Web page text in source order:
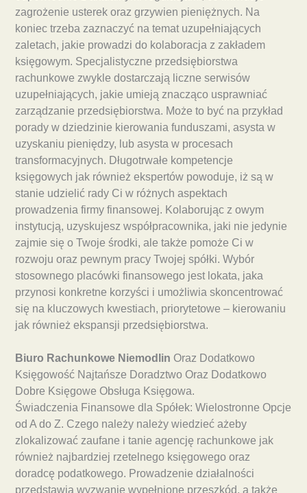
zagrożenie usterek oraz grzywien pieniężnych. Na
koniec trzeba zaznaczyć na temat uzupełniających
zaletach, jakie prowadzi do kolaboracja z zakładem
księgowym. Specjalistyczne przedsiębiorstwa
rachunkowe zwykle dostarczają liczne serwisów
uzupełniających, jakie umieją znacząco usprawniać
zarządzanie przedsiębiorstwa. Może to być na przykład
porady w dziedzinie kierowania funduszami, asysta w
uzyskaniu pieniędzy, lub asysta w procesach
transformacyjnych. Długotrwałe kompetencje
księgowych jak również ekspertów powoduje, iż są w
stanie udzielić rady Ci w różnych aspektach
prowadzenia firmy finansowej. Kolaborując z owym
instytucją, uzyskujesz współpracownika, jaki nie jedynie
zajmie się o Twoje środki, ale także pomoże Ci w
rozwoju oraz pewnym pracy Twojej spółki. Wybór
stosownego placówki finansowego jest lokata, jaka
przynosi konkretne korzyści i umożliwia skoncentrować
się na kluczowych kwestiach, priorytetowe – kierowaniu
jak również ekspansji przedsiębiorstwa.
Biuro Rachunkowe Niemodlin Oraz Dodatkowo
Księgowość Najtańsze Doradztwo Oraz Dodatkowo
Dobre Księgowe Obsługa Księgowa.
Świadczenia Finansowe dla Spółek: Wielostronne Opcje
od A do Z. Czego należy należy wiedzieć ażeby
zlokalizować zaufane i tanie agencję rachunkowe jak
również najbardziej rzetelnego księgowego oraz
doradcę podatkowego. Prowadzenie działalności
przedstawia wyzwanie wypełnione przeszkód, a także